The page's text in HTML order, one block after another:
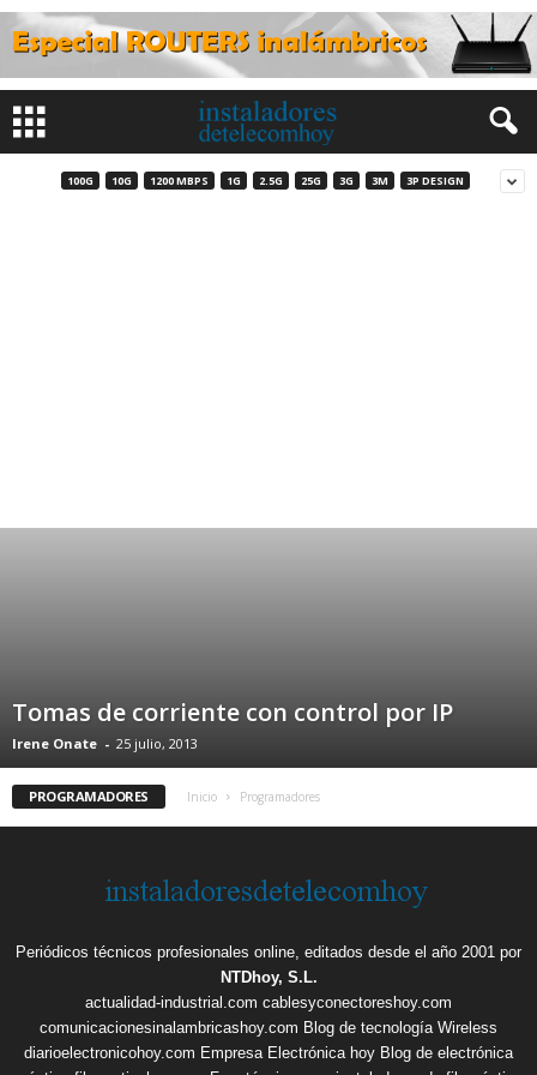
100G 10G 1200 MBPS 1G 2.5G 25G 3G 3M 3P DESIGN
Tomas de corriente con control por IP
Irene Onate - 25 julio, 2013
PROGRAMADORES Inicio Programadores
Periódicos técnicos profesionales online, editados desde el año 2001 por
NTDhoy, S.L.
actualidad-industrial.com cablesyconectoreshoy.com
comunicacionesinalambricashoy.com Blog de tecnología Wireless
diarioelectronicohoy.com Empresa Electrónica hoy Blog de electrónica